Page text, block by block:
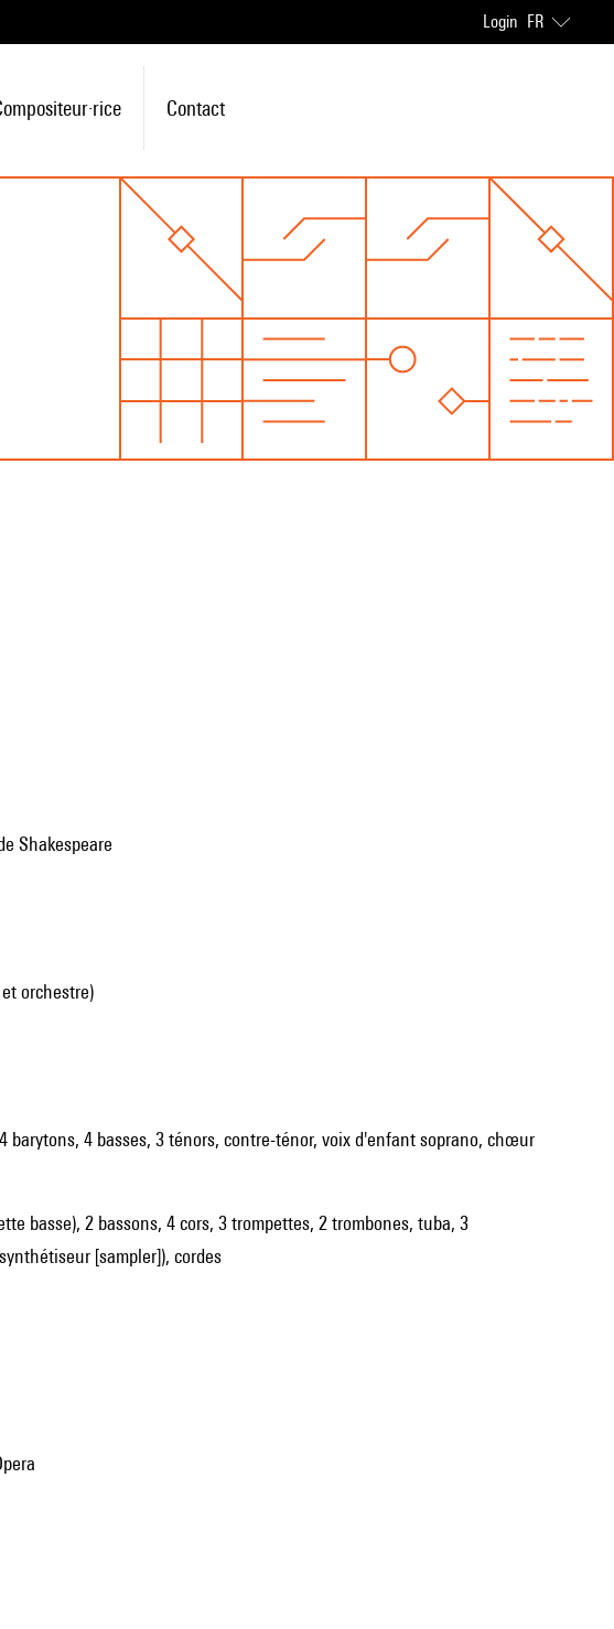
Login FR
Contact
Shakespeare
orchestre)
basse), 2 bassons, 4 cors, 3 trompettes, 2 trombones, tuba, 3
[sampler]), cordes